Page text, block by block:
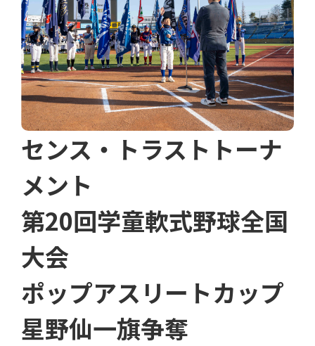
センス・トラストトーナ
メント
第20回学童軟式野球全国
大会
ポップアスリートカップ
星野仙一旗争奪